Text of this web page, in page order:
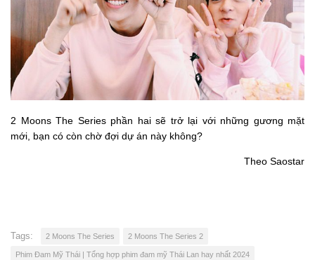
2 Moons The Series phần hai sẽ trở lại với những gương mặt
mới, bạn có còn chờ đợi dự án này không?
Theo Saostar
Tags: 2 Moons The Series 2 Moons The Series 2
Phim Đam Mỹ Thái | Tổng hợp phim đam mỹ Thái Lan hay nhất 2024